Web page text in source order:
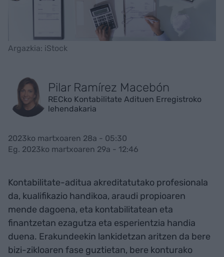
Argazkia: iStock
Pilar Ramírez Macebón
RECko Kontabilitate Adituen Erregistroko
lehendakaria
2023ko martxoaren 28a - 05:30
Eg. 2023ko martxoaren 29a - 12:46
Kontabilitate-aditua akreditatutako profesionala
da, kualifikazio handikoa, araudi propioaren
mende dagoena, eta kontabilitatean eta
finantzetan ezagutza eta esperientzia handia
duena. Erakundeekin lankidetzan aritzen da bere
bizi-zikloaren fase guztietan, bere konturako